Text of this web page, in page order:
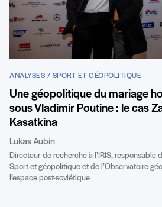
ANALYSES / SPORT ET GÉOPOLITIQUE
Une géopolitique du mariage
sous Vladimir Poutine : le cas
Kasatkina
Lukas Aubin
Directeur de recherche à l’IRIS, responsable
Sport et géopolitique et de l’Observatoire
l’espace post-soviétique